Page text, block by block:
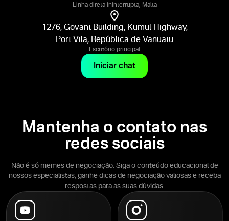
Linha direta ininterrupta, Malta
1276, Govant Building, Kumul Highway,
Port Vila, República de Vanuatu
Escritório principal
Iniciar chat
Mantenha o contato nas
redes sociais
Não é só memes de negociação. Siga o conteúdo educacional de
nossos especialistas, ganhe dicas de negociação valiosas e receba
respostas para as suas dúvidas.